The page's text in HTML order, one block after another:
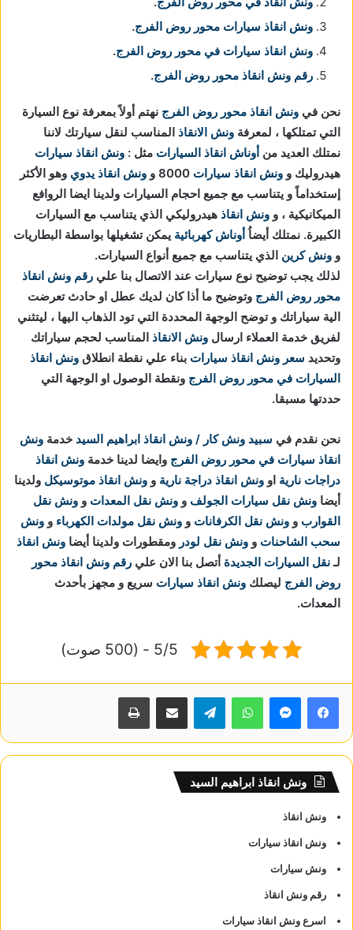
ونش انقاذ سيارات محور روض الفرج.
ونش انقاذ سيارات في محور روض الفرج.
رقم ونش انقاذ محور روض الفرج.
نحن في ونش انقاذ محور روض الفرج نهتم أولاً بمعرفة نوع السيارة
التي تمتلكها ، لمعرفة ونش الانقاذ المناسب لنقل سيارتك لاننا
نمتلك العديد من أوناش انقاذ السيارات مثل : ونش انقاذ سيارات
هيدروليك و ونش انقاذ سيارات ونش انقاذ يدوي وهو الأكثر
إستخداماً و يتناسب مع جميع احجام السيارات ولدينا ايضا الروافع
الميكانيكية ، و ونش انقاذ هيدروليكي الذي يتناسب مع السيارات
الكبيرة. نمتلك أيضاُأوناش كهربائية يمكن تشغيلها بواسطة البطاريات
و ونش كرين الذي يتناسب مع جميع أنواع السيارات.
لذلك يجب توضيح نوع سيارات عند الاتصال بنا علي رقم ونش انقاذ
محور روض الفرج وتوضيح ما أذا كان لديك عطل او حادث تعرضت
الية سياراتك و توضح الوجهة المحددة التي تود الذهاب اليها ، ليتثني
لفريق خدمة العملاء ارسال ونش الانقاذ المناسب لحجم سياراتك
وتحديد سعر ونش انقاذ سيارات بناء علي نقطة انطلاق ونش انقاذ
السيارات في محور روض الفرج ونقطة الوصول او الوجهة التي
حددتها مسبقا.
نحن نقدم في سبيد ونش كار / ونش انقاذ ابراهيم السيد خدمة ونش
انقاذ سيارات في محور روض الفرج وايضا لدينا خدمة ونش انقاذ
دراجات نارية او ونش انقاذ دراجة نارية و ونش انقاذ موتوسيكل ولدينا
أيضا ونش نقل سيارات الجولف و ونش نقل المعدات و ونش نقل
القوارب و ونش نقل الكرفانات و ونش نقل مولدات الكهرباء و ونش
سحب الشاحنات و ونش نقل لودر ومقطورات ولدينا أيضا ونش انقاذ
لـنقل السيارات الجديدة أتصل بنا الان علي رقم ونش انقاذ محور
روض الفرج ليصلك ونش انقاذ سيارات سريع و مجهز بأحدث
المعدات.
5/5 - (500 صوت)
واتساب
ونش انقاذ ابراهيم السيد
ونش انقاذ
ونش انقاذ سيارات
ونش سيارات
رقم ونش انقاذ
اسرع ونش انقاذ سيارات